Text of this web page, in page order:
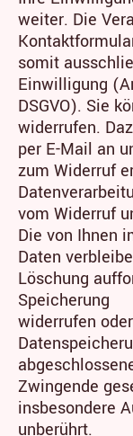
weiter. Die
somit
Einwilligung
DSGVO). Sie
widerrufen.
per E-Mail an
zum Widerruf
vom Widerruf
Die von Ihnen
Daten
Löschung
Speicherung
widerrufen
Zwingende
insbesondere
unberührt.